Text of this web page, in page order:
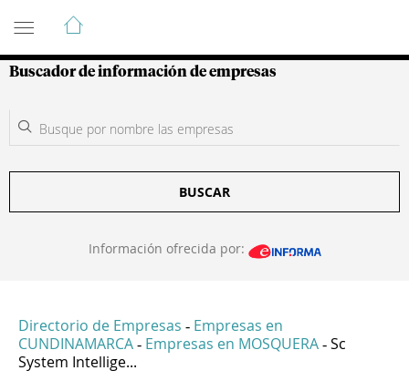
Guía de Empresas Colombianas
Buscador de información de empresas
BUSCAR
Información ofrecida por:
Directorio de Empresas - Empresas en
CUNDINAMARCA - Empresas en MOSQUERA - Sc
System Intellige...